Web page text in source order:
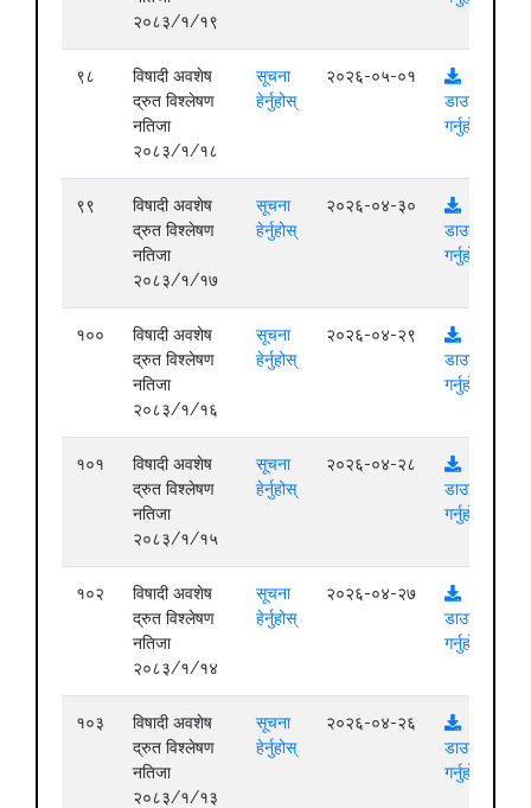
२०८३/१/१९
९८
विषादी अवशेष
द्रुत विश्लेषण
नतिजा
२०८३/१/१८
सूचना
हेर्नुहोस्
२०२६-०५-०१
डाउनलोड
गर्नुहोस्
९९
विषादी अवशेष
द्रुत विश्लेषण
नतिजा
२०८३/१/१७
सूचना
हेर्नुहोस्
२०२६-०४-३०
डाउनलोड
गर्नुहोस्
१००
विषादी अवशेष
द्रुत विश्लेषण
नतिजा
२०८३/१/१६
सूचना
हेर्नुहोस्
२०२६-०४-२९
डाउनलोड
गर्नुहोस्
१०१
विषादी अवशेष
द्रुत विश्लेषण
नतिजा
२०८३/१/१५
सूचना
हेर्नुहोस्
२०२६-०४-२८
डाउनलोड
गर्नुहोस्
१०२
विषादी अवशेष
द्रुत विश्लेषण
नतिजा
२०८३/१/१४
सूचना
हेर्नुहोस्
२०२६-०४-२७
डाउनलोड
गर्नुहोस्
१०३
विषादी अवशेष
द्रुत विश्लेषण
नतिजा
२०८३/१/१३
सूचना
हेर्नुहोस्
२०२६-०४-२६
डाउनलोड
गर्नुहोस्